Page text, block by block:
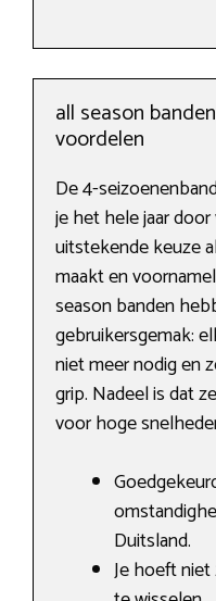
all season
voordelen
De 4-
je het hele jaar
uitstekende keuze
maakt en
season banden
gebruikersgemak:
niet meer nodig en
grip. Nadeel is dat
voor hoge
Duitsland.
Je hoeft niet